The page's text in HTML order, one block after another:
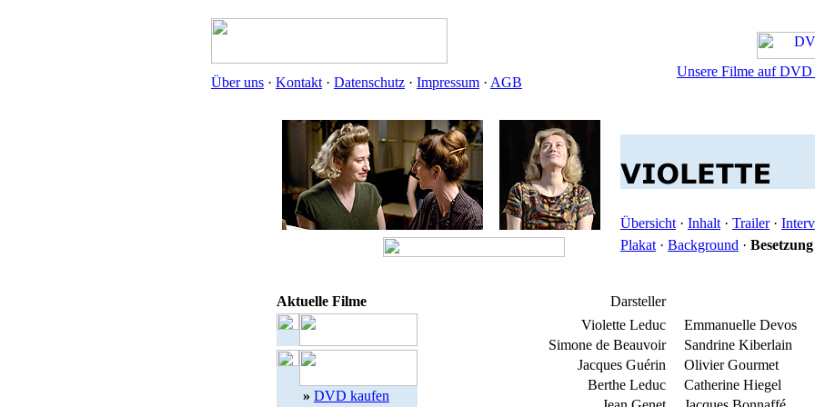
Über uns · Kontakt · Datenschutz · Impressum · AGB
Unsere Filme auf
Übersicht · Inhalt · Trailer·
Plakat · Background · Besetzung
Aktuelle Filme
» DVD kaufen
Darsteller
Violette Leduc
Emmanuelle Devos
Simone de Beauvoir
Sandrine Kiberlain
Jacques Guérin
Olivier Gourmet
Berthe Leduc
Catherine Hiegel